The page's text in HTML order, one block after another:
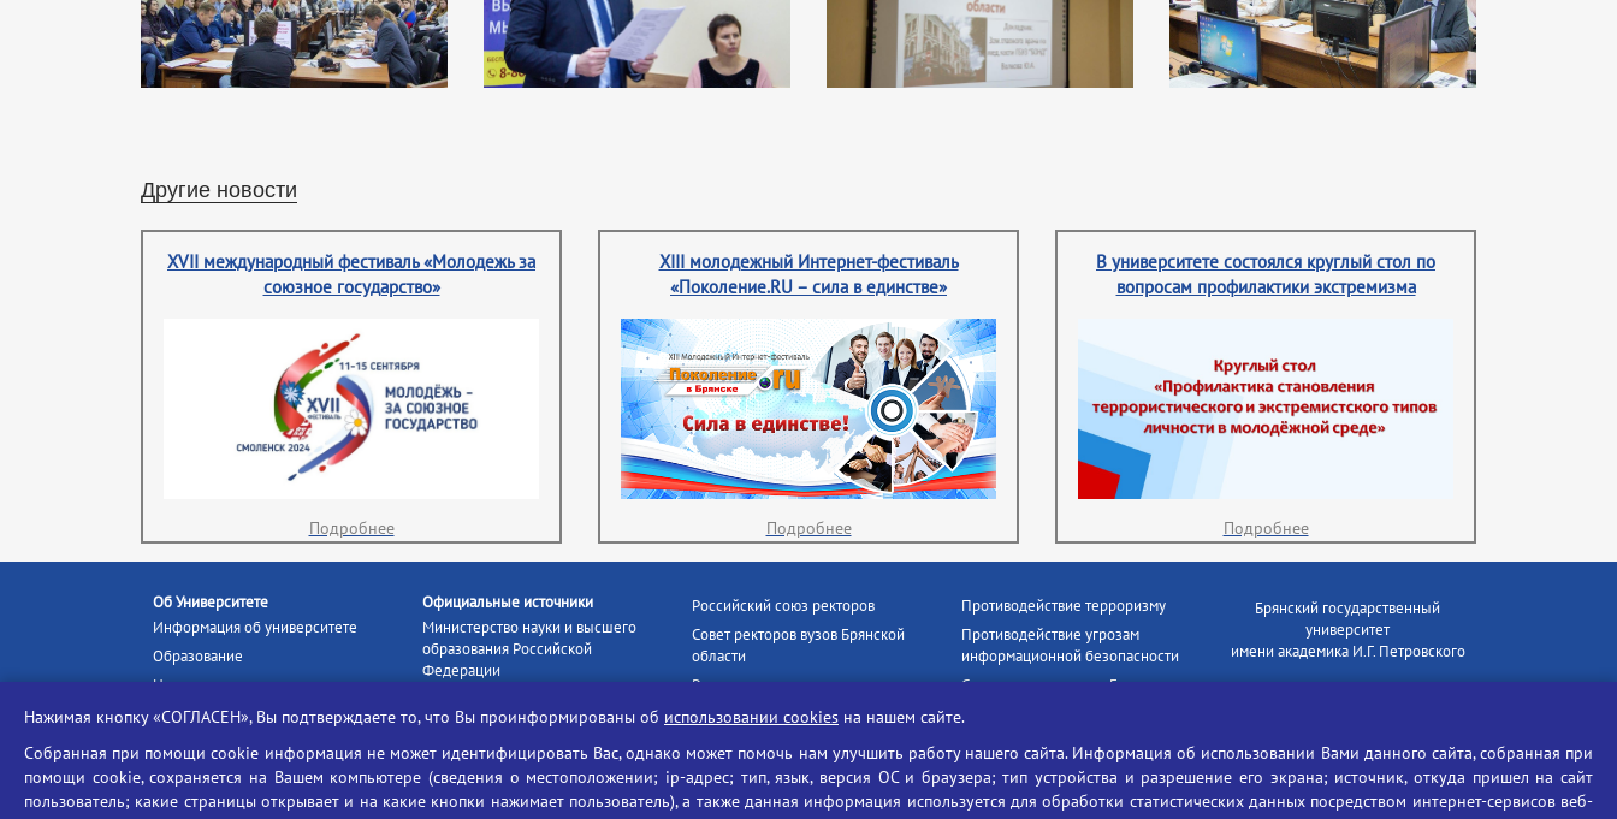
Другие новости
XVII международный фестиваль «Молодежь за
союзное государство»
Подробнее
XIII молодежный Интернет-фестиваль
«Поколение.RU – сила в единстве»
Подробнее
В университете состоялся круглый стол по
вопросам профилактики экстремизма
Подробнее
Об Университете
Информация об университете
Образование
Наука и инновации
Абитуриенту
Ассоциация выпускников
Центр тестирования
Официальные источники
Министерство науки и высшего
образования Российской
Федерации
Портал «Российское
образование»
Единое окно информационных
ресурсов
Российский союз ректоров
Совет ректоров вузов Брянской
области
Росстудцентр
Наши партнёры
Портал «Русский язык»
Учительская газета
Противодействие терроризму
Противодействие угрозам
информационной безопасности
Социальные ролики - Генеральная
БГУ против наркотиков
Брянский государственный
университет
имени академика И.Г. Петровского
Телефон: +7(4832)58-90-85
Нажимая кнопку «СОГЛАСЕН», Вы подтверждаете то, что Вы проинформированы об использовании cookies на нашем сайте.
Собранная при помощи cookie информация не может идентифицировать Вас, однако может помочь нам улучшить работу нашего сайта. Информация об использовании Вами данного сайта, собранная при
помощи cookie, сохраняется на Вашем компьютере (сведения о местоположении; ip-адрес; тип, язык, версия ОС и браузера; тип устройства и разрешение его экрана; источник, откуда пришел на сайт
пользователь; какие страницы открывает и на какие кнопки нажимает пользователь), а также данная информация используется для обработки статистических данных посредством интернет-сервисов веб-